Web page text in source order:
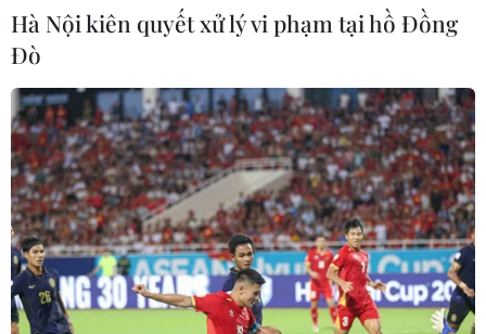
Hà Nội kiên quyết xử lý vi phạm tại hồ Đồng
Đò